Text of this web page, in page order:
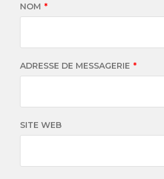
NOM *
ADRESSE DE MESSAGERIE *
SITE WEB